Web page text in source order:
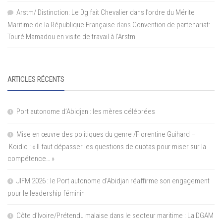
Arstm/ Distinction: Le Dg fait Chevalier dans l’ordre du Mérite
Maritime de la République Française dans Convention de partenariat:
Touré Mamadou en visite de travail à l’Arstm
ARTICLES RÉCENTS
Port autonome d’Abidjan : les mères célébrées
Mise en œuvre des politiques du genre /Florentine Guihard –
Koidio : « Il faut dépasser les questions de quotas pour miser sur la
compétence… »
JIFM 2026 : le Port autonome d’Abidjan réaffirme son engagement
pour le leadership féminin
Côte d’Ivoire/Prétendu malaise dans le secteur maritime : La DGAM